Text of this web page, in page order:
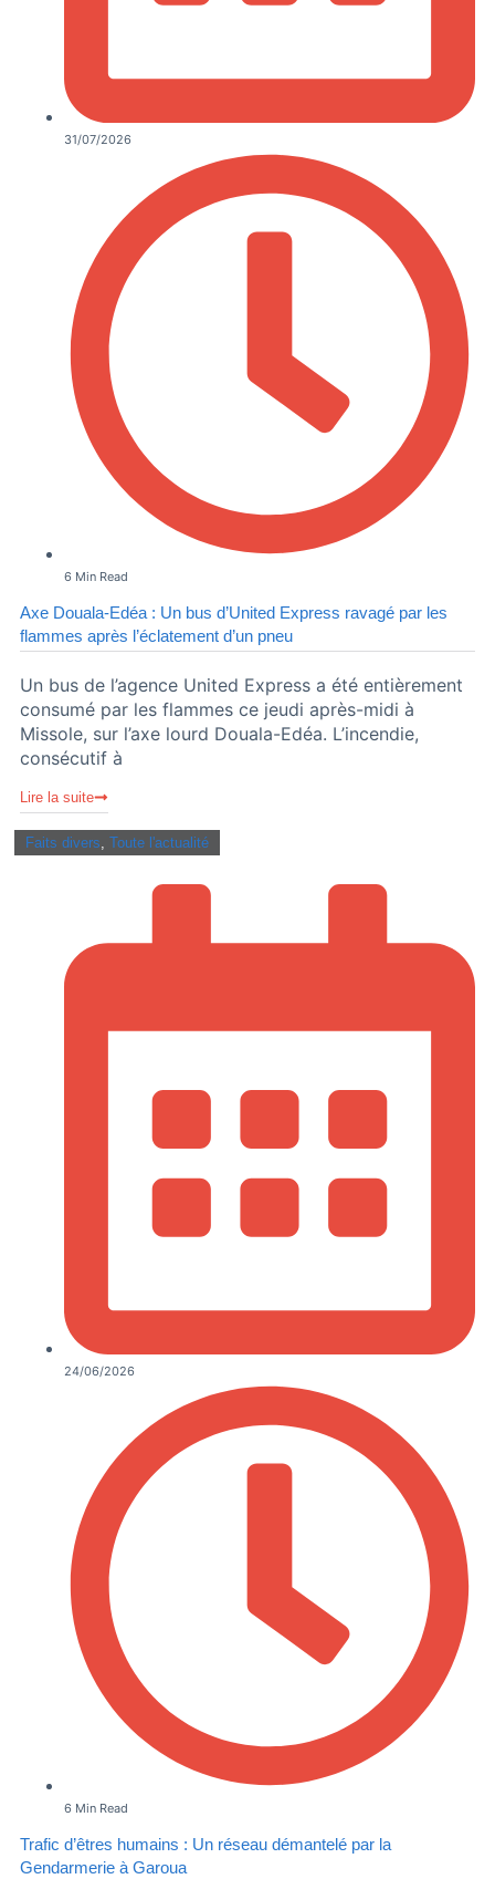
31/07/2026
6 Min Read
Axe Douala-Edéa : Un bus d’United Express ravagé par les
flammes après l’éclatement d’un pneu
Un bus de l’agence United Express a été entièrement
consumé par les flammes ce jeudi après-midi à
Missole, sur l’axe lourd Douala-Edéa. L’incendie,
consécutif à
Lire la suite
Faits divers Toute l'actualité
24/06/2026
6 Min Read
Trafic d’êtres humains : Un réseau démantelé par la
Gendarmerie à Garoua